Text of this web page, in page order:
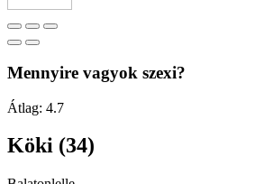
Mennyire vagyok szexi?
Átlag: 4.7
Köki (34)